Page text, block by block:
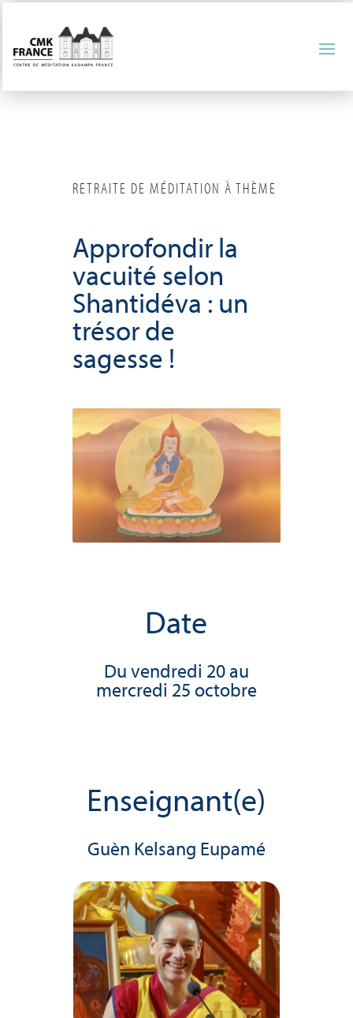
RETRAITE DE MÉDITATION À THÈME
Approfondir la
vacuité selon
Shantidéva : un
trésor de
sagesse !
Date
Du vendredi 20 au
mercredi 25 octobre
Enseignant(e)
Guèn Kelsang Eupamé